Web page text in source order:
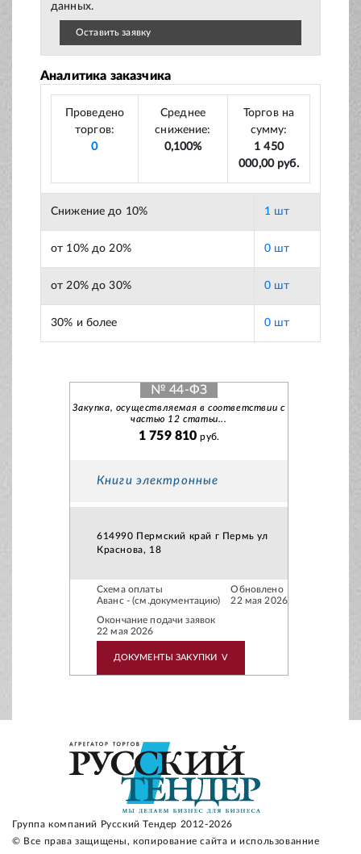
данных.
Оставить заявку
Аналитика заказчика
Проведено
торгов:
0
Среднее
снижение:
0,100%
Торгов на
сумму:
1 450
000,00 руб.
Снижение до 10% 1 шт
от 10% до 20% 0 шт
от 20% до 30% 0 шт
30% и более 0 шт
№ 44-ФЗ
Закупка, осуществляемая в соответствии с
частью 12 статьи...
1 759 810руб.
Книги электронные
614990 Пермский край г Пермь ул
Краснова, 18
Схема оплаты
Аванс - (см.документацию)
Обновлено
22 мая 2026
Окончание подачи заявок
22 мая 2026
ДОКУМЕНТЫ ЗАКУПКИ V
Группа компаний Русский Тендер 2012-2026
© Все права защищены, копирование сайта и использованние